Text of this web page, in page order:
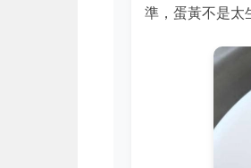
準，蛋黃不是太